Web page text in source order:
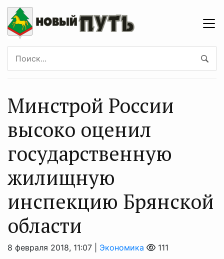
Минстрой России
высоко оценил
государственную
жилищную
инспекцию Брянской
области
8 февраля 2018, 11:07 | Экономика 111